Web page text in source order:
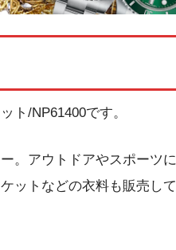
ト/NP61400です。
。アウトドアやスポーツに
ットなどの衣料も販売して